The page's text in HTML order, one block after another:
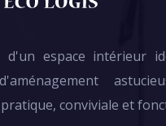
d'un espace intérieur
conviviale et